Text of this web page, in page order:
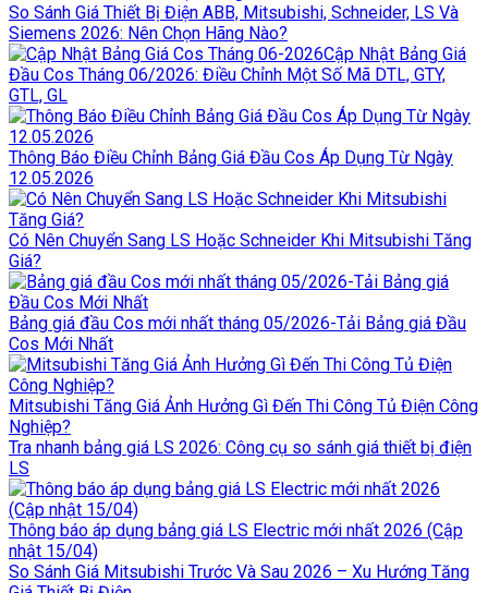
So Sánh Giá Thiết Bị Điện ABB, Mitsubishi, Schneider, LS Và
Siemens 2026: Nên Chọn Hãng Nào?
Cập Nhật Bảng Giá
Đầu Cos Tháng 06/2026: Điều Chỉnh Một Số Mã DTL, GTY,
GTL, GL
Thông Báo Điều Chỉnh Bảng Giá Đầu Cos Áp Dụng Từ Ngày
12.05.2026
Có Nên Chuyển Sang LS Hoặc Schneider Khi Mitsubishi Tăng
Giá?
Bảng giá đầu Cos mới nhất tháng 05/2026-Tải Bảng giá Đầu
Cos Mới Nhất
Mitsubishi Tăng Giá Ảnh Hưởng Gì Đến Thi Công Tủ Điện Công
Nghiệp?
Tra nhanh bảng giá LS 2026: Công cụ so sánh giá thiết bị điện
LS
Thông báo áp dụng bảng giá LS Electric mới nhất 2026 (Cập
nhật 15/04)
So Sánh Giá Mitsubishi Trước Và Sau 2026 – Xu Hướng Tăng